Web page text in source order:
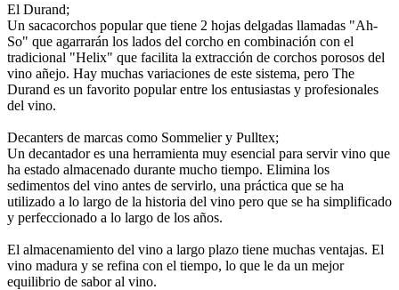
El Durand;
Un sacacorchos popular que tiene 2 hojas delgadas llamadas "Ah-
So" que agarrarán los lados del corcho en combinación con el
tradicional "Helix" que facilita la extracción de corchos porosos del
vino añejo. Hay muchas variaciones de este sistema, pero The
Durand es un favorito popular entre los entusiastas y profesionales
del vino.
Decanters de marcas como Sommelier y Pulltex;
Un decantador es una herramienta muy esencial para servir vino que
ha estado almacenado durante mucho tiempo. Elimina los
sedimentos del vino antes de servirlo, una práctica que se ha
utilizado a lo largo de la historia del vino pero que se ha simplificado
y perfeccionado a lo largo de los años.
El almacenamiento del vino a largo plazo tiene muchas ventajas. El
vino madura y se refina con el tiempo, lo que le da un mejor
equilibrio de sabor al vino.